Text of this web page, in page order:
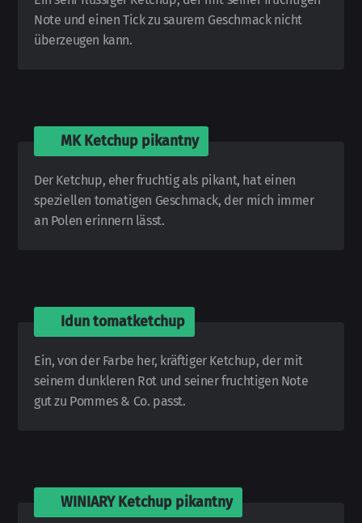
Note und einen Tick zu saurem Geschmack nicht
überzeugen kann.
MK Ketchup pikantny
Der Ketchup, eher fruchtig als pikant, hat einen
speziellen tomatigen Geschmack, der mich immer
an Polen erinnern lässt.
Idun tomatketchup
Ein, von der Farbe her, kräftiger Ketchup, der mit
seinem dunkleren Rot und seiner fruchtigen Note
gut zu Pommes & Co. passt.
WINIARY Ketchup pikantny